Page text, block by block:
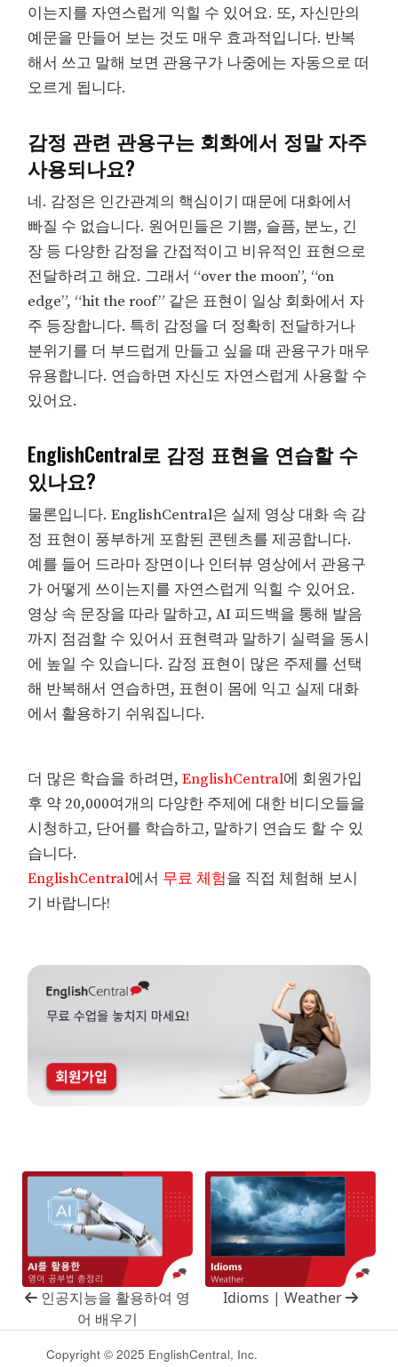
이는지를 자연스럽게 익힐 수 있어요. 또, 자신만의
예문을 만들어 보는 것도 매우 효과적입니다. 반복
해서 쓰고 말해 보면 관용구가 나중에는 자동으로 떠
오르게 됩니다.
감정 관련 관용구는 회화에서 정말 자주
사용되나요?
네. 감정은 인간관계의 핵심이기 때문에 대화에서
빠질 수 없습니다. 원어민들은 기쁨, 슬픔, 분노, 긴
장 등 다양한 감정을 간접적이고 비유적인 표현으로
전달하려고 해요. 그래서 “over the moon”, “on
edge”, “hit the roof” 같은 표현이 일상 회화에서 자
주 등장합니다. 특히 감정을 더 정확히 전달하거나
분위기를 더 부드럽게 만들고 싶을 때 관용구가 매우
유용합니다. 연습하면 자신도 자연스럽게 사용할 수
있어요.
EnglishCentral로 감정 표현을 연습할 수
있나요?
물론입니다. EnglishCentral은 실제 영상 대화 속 감
정 표현이 풍부하게 포함된 콘텐츠를 제공합니다.
예를 들어 드라마 장면이나 인터뷰 영상에서 관용구
가 어떻게 쓰이는지를 자연스럽게 익힐 수 있어요.
영상 속 문장을 따라 말하고, AI 피드백을 통해 발음
까지 점검할 수 있어서 표현력과 말하기 실력을 동시
에 높일 수 있습니다. 감정 표현이 많은 주제를 선택
해 반복해서 연습하면, 표현이 몸에 익고 실제 대화
에서 활용하기 쉬워집니다.
더 많은 학습을 하려면,EnglishCentral에 회원가입
후 약 20,000여개의 다양한 주제에 대한 비디오들을
시청하고, 단어를 학습하고, 말하기 연습도 할 수 있
습니다.
EnglishCentral에서 무료 체험을 직접 체험해 보시
기 바랍니다!
인공지능을 활용하여 영
어 배우기
Idioms | Weather
Copyright © 2025 EnglishCentral, Inc.